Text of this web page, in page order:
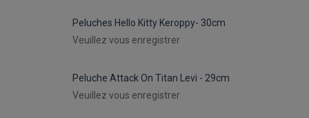
Peluches Hello Kitty Keroppy- 30cm
Veuillez vous enregistrer
Peluche Attack On Titan Levi - 29cm
Veuillez vous enregistrer